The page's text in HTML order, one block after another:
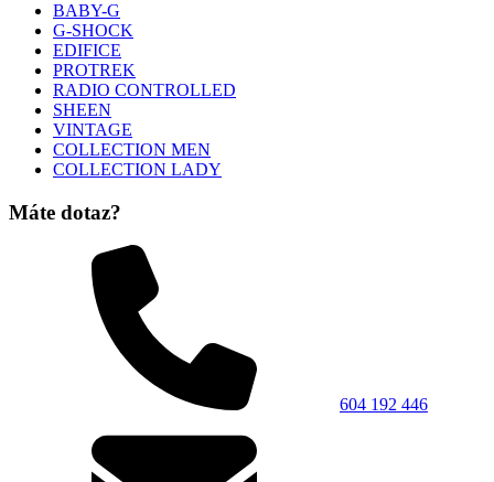
BABY-G
G-SHOCK
EDIFICE
PROTREK
RADIO CONTROLLED
SHEEN
VINTAGE
COLLECTION MEN
COLLECTION LADY
Máte dotaz?
604 192 446